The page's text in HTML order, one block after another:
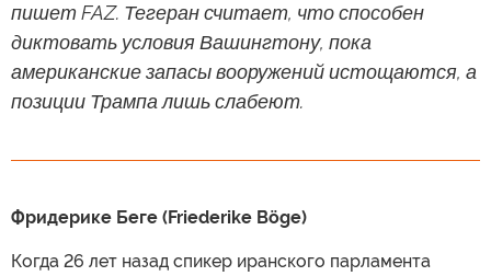
пишет FAZ. Тегеран считает, что способен
диктовать условия Вашингтону, пока
американские запасы вооружений истощаются, а
позиции Трампа лишь слабеют.
Фридерике Беге (Friederike Böge)
Когда 26 лет назад спикер иранского парламента